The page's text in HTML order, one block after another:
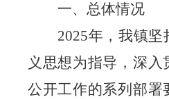
一、总体情况
2025年，我镇坚
义思想为指导，深
公开工作的系列部署